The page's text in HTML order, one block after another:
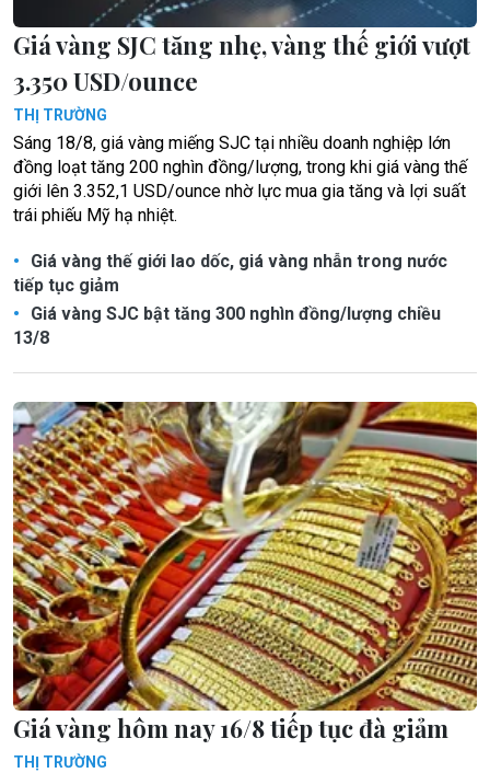
Giá vàng SJC tăng nhẹ, vàng thế giới vượt
3.350 USD/ounce
THỊ TRƯỜNG
Sáng 18/8, giá vàng miếng SJC tại nhiều doanh nghiệp lớn
đồng loạt tăng 200 nghìn đồng/lượng, trong khi giá vàng thế
giới lên 3.352,1 USD/ounce nhờ lực mua gia tăng và lợi suất
trái phiếu Mỹ hạ nhiệt.
Giá vàng thế giới lao dốc, giá vàng nhẫn trong nước
tiếp tục giảm
Giá vàng SJC bật tăng 300 nghìn đồng/lượng chiều
13/8
Giá vàng hôm nay 16/8 tiếp tục đà giảm
THỊ TRƯỜNG